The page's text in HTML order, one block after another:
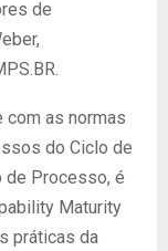
de
as normas
do Ciclo de
de Processo, é
Maturity
práticas da